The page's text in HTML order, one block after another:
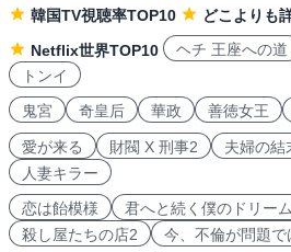
韓国TV視聴率TOP10
どこよりも
Netflix世界TOP10
ヘチ 王座への道
トンイ
鬼宮
奇皇后 華政 善徳女王
愛が来る 財閥 X 刑事2 夫婦の結
人妻キラー
恋は飴模様
君へと続く僕のドリー
殺し屋たちの店2
今、不倫が問題で